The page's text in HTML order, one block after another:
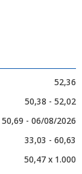
52,36
50,38 - 52,02
50,69 - 06/08/2026
33,03 - 60,63
50,47 x 1.000